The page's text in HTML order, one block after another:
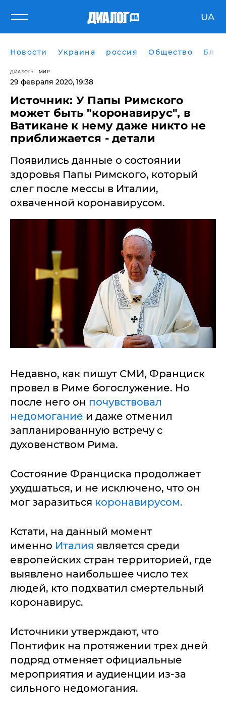
UA
Новости Украина россия Общество
ДИАЛОГ МИР
29 февраля 2020, 19:38
Источник: У Папы Римского
может быть "коронавирус", в
Ватикане к нему даже никто не
приближается - детали
Появились данные о состоянии
здоровья Папы Римского, который
слег после мессы в Италии,
охваченной коронавирусом.
Недавно, как пишут СМИ, Франциск
провел в Риме богослужение. Но
после него он почувствовал
недомогание и даже отменил
запланированную встречу с
духовенством Рима.
Состояние Франциска продолжает
ухудшаться, и не исключено, что он
мог заразиться коронавирусом.
Кстати, на данный момент
именно Италия является среди
европейских стран территорией, где
выявлено наибольшее число тех
людей, кто подхватил смертельный
коронавирус.
Источники утверждают, что
Понтифик на протяжении трех дней
подряд отменяет официальные
мероприятия и аудиенции из-за
сильного недомогания.